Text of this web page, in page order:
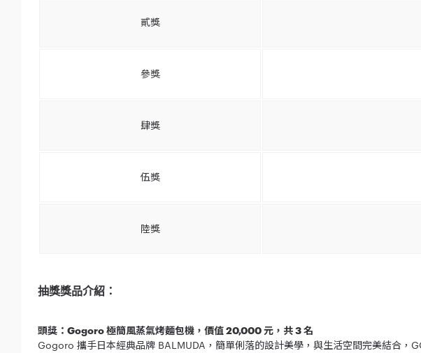
貳獎
參獎
肆獎
伍獎
陸獎
抽獎獎品介紹：
頭獎：Gogoro 極簡風蒸氣烤麵包機，價值 20,000 元，共 3 名
Gogoro 攜手日本經典品牌 BALMUDA，簡單俐落的設計美學，與生活空間完美結合，